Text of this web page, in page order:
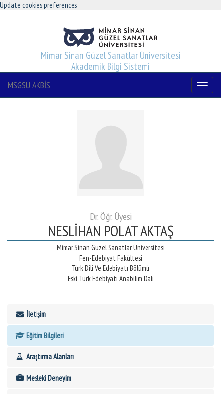
Update cookies preferences
Mimar Sinan Güzel Sanatlar Üniversitesi
Akademik Bilgi Sistemi
Menu
MSGSU AKBİS
Dr. Öğr. Üyesi
NESLİHAN POLAT AKTAŞ
Mimar Sinan Güzel Sanatlar Üniversitesi
Fen-Edebiyat Fakültesi
Türk Dili Ve Edebiyatı Bölümü
Eski Türk Edebiyatı Anabilim Dalı
İletişim
Eğitim Bilgileri
Araştırma Alanları
Mesleki Deneyim